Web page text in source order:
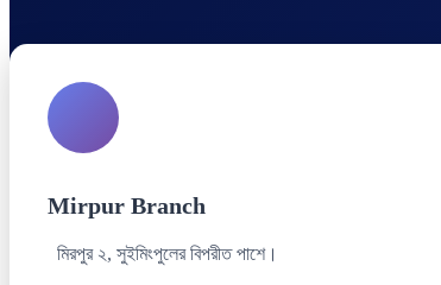
Mirpur Branch
মিরপুর ২, সুইমিংপুলের বিপরীত পাশে।